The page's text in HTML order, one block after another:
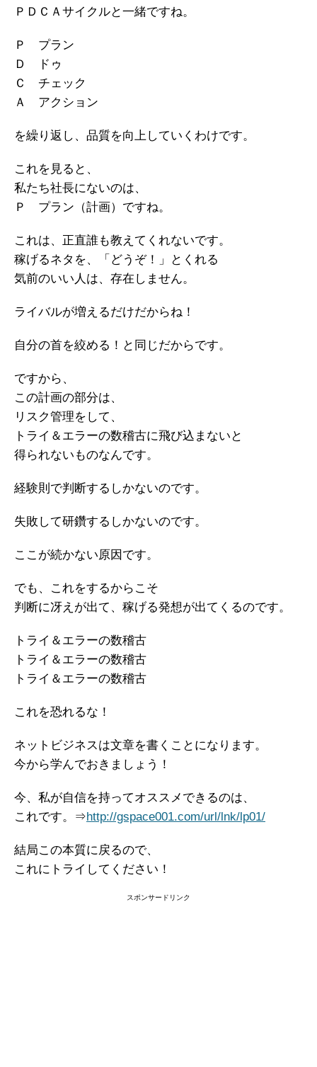
ＰＤＣＡサイクルと一緒ですね。
Ｐ プラン
Ｄ ドゥ
Ｃ チェック
Ａ アクション
を繰り返し、品質を向上していくわけです。
これを見ると、
私たち社長にないのは、
Ｐ プラン（計画）ですね。
これは、正直誰も教えてくれないです。
稼げるネタを、「どうぞ！」とくれる
気前のいい人は、存在しません。
ライバルが増えるだけだからね！
自分の首を絞める！と同じだからです。
ですから、
この計画の部分は、
リスク管理をして、
トライ＆エラーの数稽古に飛び込まないと
得られないものなんです。
経験則で判断するしかないのです。
失敗して研鑽するしかないのです。
ここが続かない原因です。
でも、これをするからこそ
判断に冴えが出て、稼げる発想が出てくるのです。
トライ＆エラーの数稽古
トライ＆エラーの数稽古
トライ＆エラーの数稽古
これを恐れるな！
ネットビジネスは文章を書くことになります。
今から学んでおきましょう！
今、私が自信を持ってオススメできるのは、
これです。⇒http://gspace001.com/url/lnk/lp01/
結局この本質に戻るので、
これにトライしてください！
スポンサードリンク